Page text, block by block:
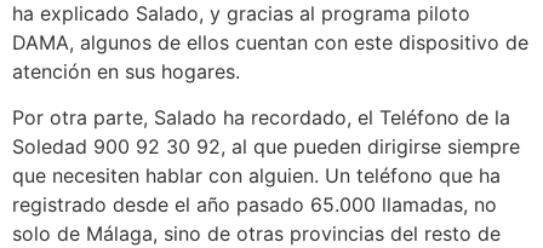
ha explicado Salado, y gracias al programa piloto
DAMA, algunos de ellos cuentan con este dispositivo de
atención en sus hogares.
Por otra parte, Salado ha recordado, el Teléfono de la
Soledad 900 92 30 92, al que pueden dirigirse siempre
que necesiten hablar con alguien. Un teléfono que ha
registrado desde el año pasado 65.000 llamadas, no
solo de Málaga, sino de otras provincias del resto de